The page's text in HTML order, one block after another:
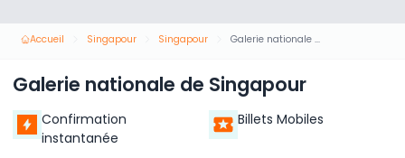
Accueil Singapour Singapour Galerie nationale de Singapour
Galerie nationale de Singapour
Confirmation
instantanée
Billets Mobiles